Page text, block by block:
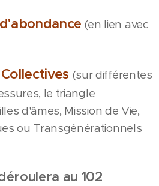
(en lien avec
(sur différentes
le triangle
d'âmes, Mission de Vie,
ou Transgénérationnels
au 102